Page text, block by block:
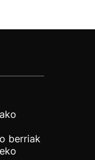
berriak